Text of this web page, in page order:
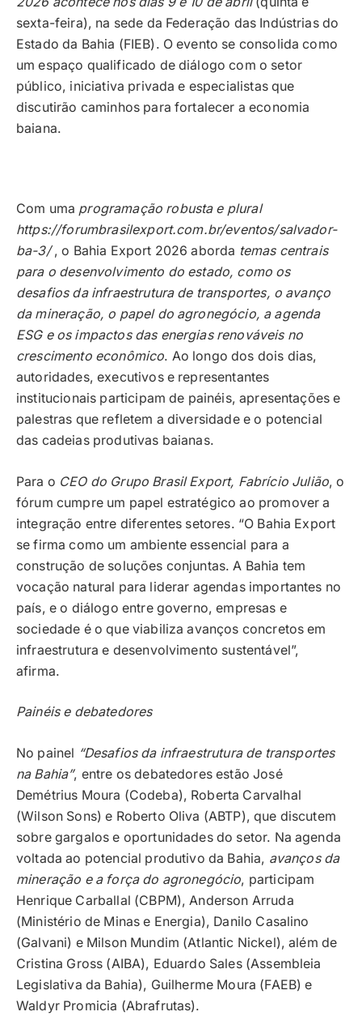
sexta-feira), na sede da Federação das Indústrias do
Estado da Bahia (FIEB). O evento se consolida como
um espaço qualificado de diálogo com o setor
público, iniciativa privada e especialistas que
discutirão caminhos para fortalecer a economia
baiana.
Com uma programação robusta e plural
https://forumbrasilexport.com.br/eventos/salvador-
ba-3/, o Bahia Export 2026 aborda temas centrais
para o desenvolvimento do estado, como os
desafios da infraestrutura de transportes, o avanço
da mineração, o papel do agronegócio, a agenda
ESG e os impactos das energias renováveis no
crescimento econômico. Ao longo dos dois dias,
autoridades, executivos e representantes
institucionais participam de painéis, apresentações e
palestras que refletem a diversidade e o potencial
das cadeias produtivas baianas.
Para o CEO do Grupo Brasil Export, Fabrício Julião, o
fórum cumpre um papel estratégico ao promover a
integração entre diferentes setores. “O Bahia Export
se firma como um ambiente essencial para a
construção de soluções conjuntas. A Bahia tem
vocação natural para liderar agendas importantes no
país, e o diálogo entre governo, empresas e
sociedade é o que viabiliza avanços concretos em
infraestrutura e desenvolvimento sustentável”,
afirma.
Painéis e debatedores
No painel “Desafios da infraestrutura de transportes
na Bahia”, entre os debatedores estão José
Demétrius Moura (Codeba), Roberta Carvalhal
(Wilson Sons) e Roberto Oliva (ABTP), que discutem
sobre gargalos e oportunidades do setor. Na agenda
voltada ao potencial produtivo da Bahia, avanços da
mineração e a força do agronegócio, participam
Henrique Carballal (CBPM), Anderson Arruda
(Ministério de Minas e Energia), Danilo Casalino
(Galvani) e Milson Mundim (Atlantic Nickel), além de
Cristina Gross (AIBA), Eduardo Sales (Assembleia
Legislativa da Bahia), Guilherme Moura (FAEB) e
Waldyr Promicia (Abrafrutas).